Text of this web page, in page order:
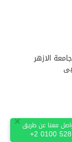
الازهر
القاهرة ×معنا عن طريق
+2 0100